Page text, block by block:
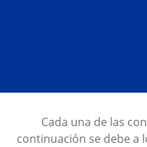
Cada una de las
continuación se debe a